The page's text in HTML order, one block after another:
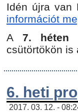
Idén újra van
információt
A 7. héten
csütörtökön is
6. heti
2017. 03. 12. -